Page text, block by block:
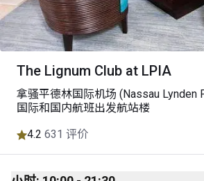
The Lignum Club at LPIA
拿骚平德林国际机场 (Nassau Lynden
国际和国内航班出发航站楼
4.2 631 评价